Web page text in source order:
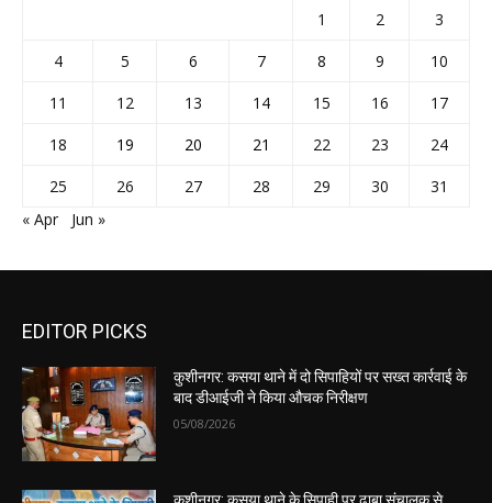
1 2
3
4
5 6 7 8 9
10
11
12 13 14 15 16
17
18
19 20 21 22 23
24
25
26 27 28 29 30
31
« Apr
Jun »
EDITOR PICKS
कुशीनगर: कसया थाने में दो सिपाहियों पर सख्त कार्रवाई के
बाद डीआईजी ने किया औचक निरीक्षण
05/08/2026
कुशीनगर: कसया थाने के सिपाही पर ढाबा संचालक से